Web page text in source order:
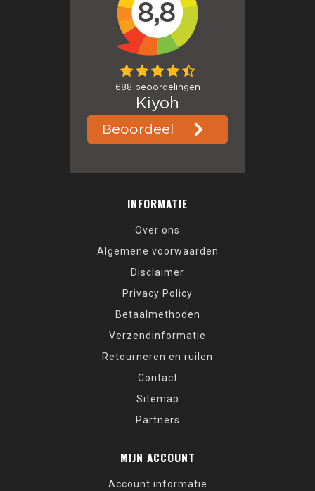
INFORMATIE
Over ons
Algemene voorwaarden
Disclaimer
Privacy Policy
Betaalmethoden
Verzendinformatie
Retourneren en ruilen
Contact
Sitemap
Partners
MIJN ACCOUNT
Account informatie